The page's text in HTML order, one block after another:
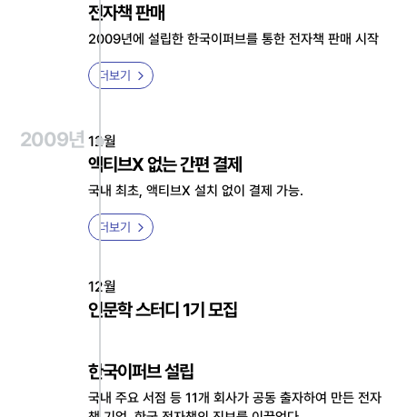
전자책 판매
2009년에 설립한 한국이퍼브를 통한 전자책 판매 시작
더보기
2009년 12월
액티브X 없는 간편 결제
국내 최초, 액티브X 설치 없이 결제 가능.
더보기
12월
인문학 스터디 1기 모집
한국이퍼브 설립
국내 주요 서점 등 11개 회사가 공동 출자하여 만든 전자